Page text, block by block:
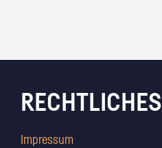
RECHTLICHES
Impressum